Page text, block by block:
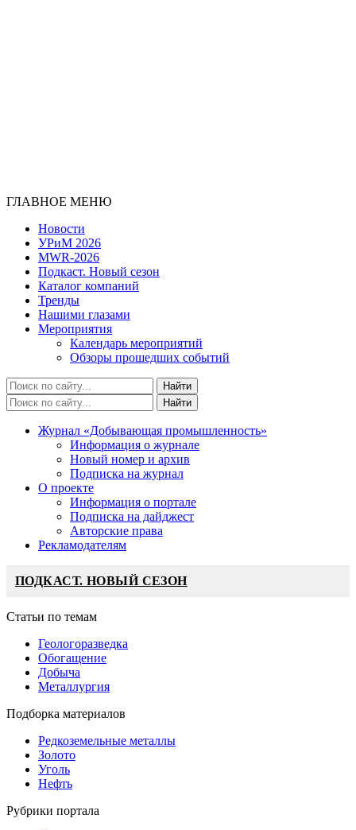
ГЛАВНОЕ МЕНЮ
Новости
УРиМ 2026
MWR-2026
Подкаст. Новый сезон
Каталог компаний
Тренды
Нашими глазами
Мероприятия
Календарь мероприятий
Обзоры прошедших событий
Журнал «Добывающая промышленность»
Информация о журнале
Новый номер и архив
Подписка на журнал
О проекте
Информация о портале
Подписка на дайджест
Авторские права
Рекламодателям
ПОДКАСТ. НОВЫЙ СЕЗОН
Статьи по темам
Геологоразведка
Обогащение
Добыча
Металлургия
Подборка материалов
Редкоземельные металлы
Золото
Уголь
Нефть
Рубрики портала